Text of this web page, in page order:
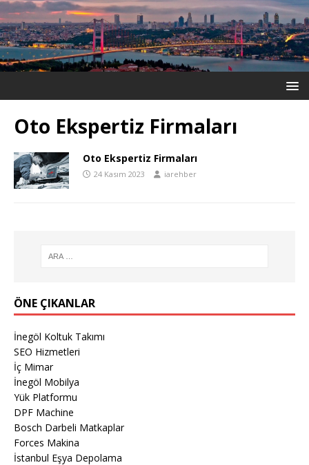
Oto Ekspertiz Firmaları
Oto Ekspertiz Firmaları
24 Kasım 2023 iarehber
ÖNE ÇIKANLAR
İnegöl Koltuk Takımı
SEO Hizmetleri
İç Mimar
İnegöl Mobilya
Yük Platformu
DPF Machine
Bosch Darbeli Matkaplar
Forces Makina
İstanbul Eşya Depolama